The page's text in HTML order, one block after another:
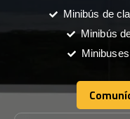
Minibús de
Minibús